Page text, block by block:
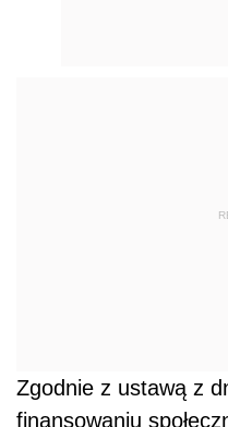
Zgodnie z ustawą z
finansowaniu